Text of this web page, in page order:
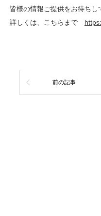
皆様の情報ご提供をお待ちし
詳しくは、こちらまで
前の記事